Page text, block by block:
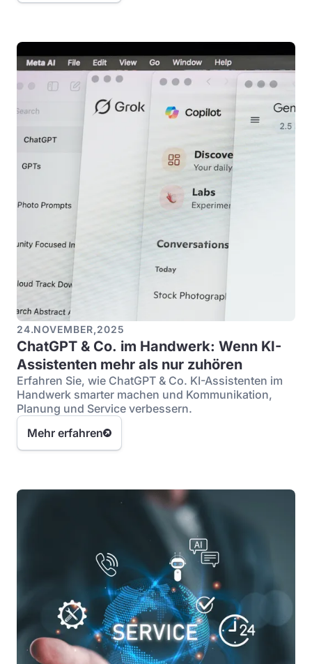
24.NOVEMBER,2025
ChatGPT & Co. im Handwerk: Wenn KI-
Assistenten mehr als nur zuhören
Erfahren Sie, wie ChatGPT & Co. KI-Assistenten im
Handwerk smarter machen und Kommunikation,
Planung und Service verbessern.
Mehr erfahren